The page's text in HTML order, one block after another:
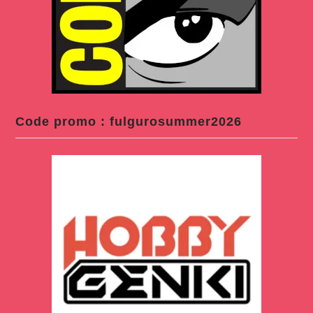
Code promo : fulgurosummer2026